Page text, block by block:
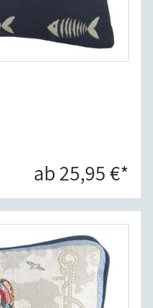
ab 25,95 €*